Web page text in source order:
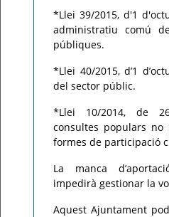
*Llei 39/2015, d'1
administratiu comú
públiques.
*Llei 40/2015, d’1
del sector públic.
*Llei 10/2014, de
consultes populars
formes de participació
La manca
impedirà gestionar la
Aquest Ajuntament